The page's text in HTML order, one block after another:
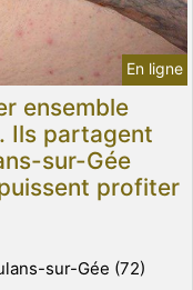
En ligne
ensemble
Ils partagent
sur-Gée
profiter
sur-Gée (72)